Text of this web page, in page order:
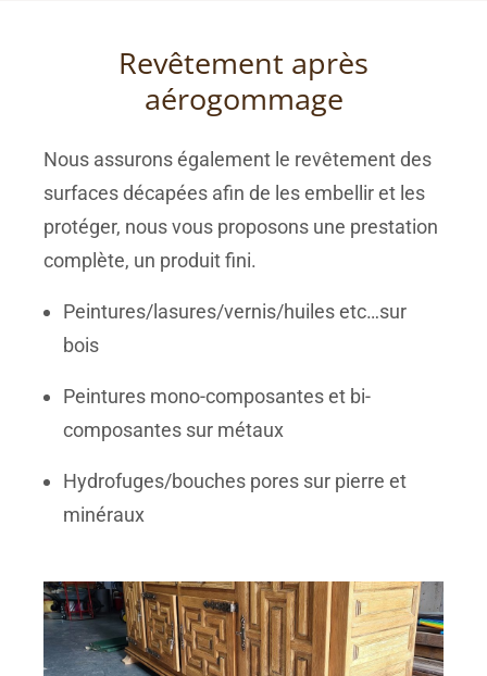
Revêtement après
aérogommage
Nous assurons également le revêtement des
surfaces décapées afin de les embellir et les
protéger, nous vous proposons une prestation
complète, un produit fini.
Peintures/lasures/vernis/huiles etc…sur
bois
Peintures mono-composantes et bi-
composantes sur métaux
Hydrofuges/bouches pores sur pierre et
minéraux